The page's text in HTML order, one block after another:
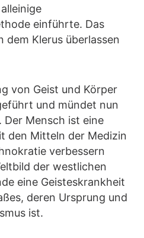
einführte. Das
dem Klerus überlassen
von Geist und Körper
und mündet nun
Der Mensch ist eine
den Mitteln der Medizin
verbessern
der westlichen
eine Geisteskrankheit
deren Ursprung und
ist.